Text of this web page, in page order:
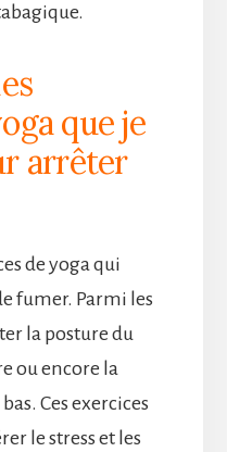
que je
arrêter
de yoga qui
fumer. Parmi les
la posture du
ou encore la
Ces exercices
le stress et les